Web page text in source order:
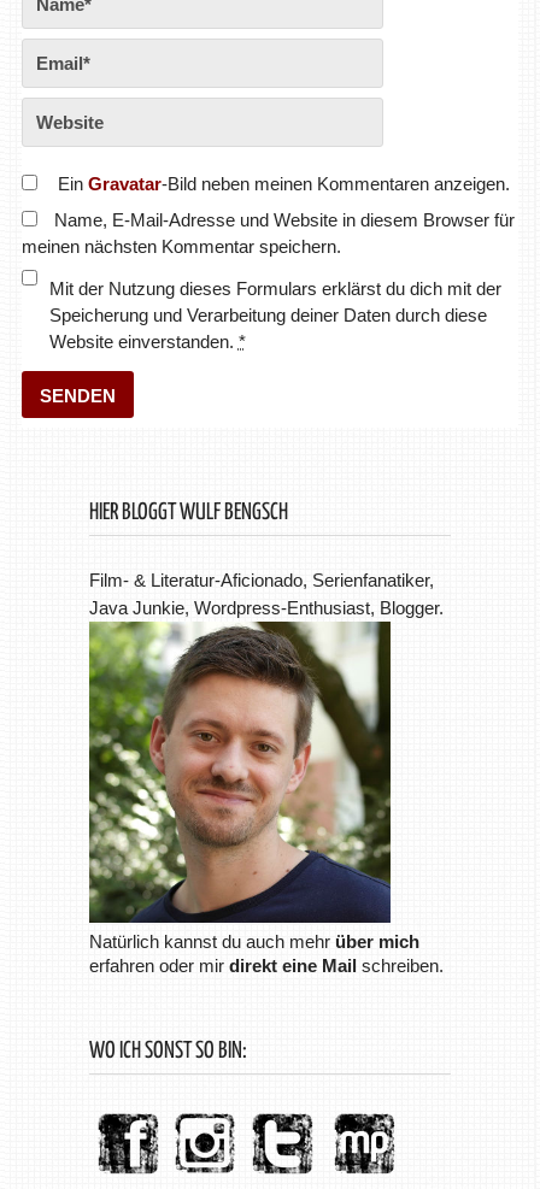
Ein Gravatar-Bild neben meinen Kommentaren anzeigen.
Name, E-Mail-Adresse und Website in diesem Browser für
meinen nächsten Kommentar speichern.
Mit der Nutzung dieses Formulars erklärst du dich mit der
Speicherung und Verarbeitung deiner Daten durch diese
Website einverstanden. *
HIER BLOGGT WULF BENGSCH
Film- & Literatur-Aficionado, Serienfanatiker,
Java Junkie, Wordpress-Enthusiast, Blogger.
Natürlich kannst du auch mehr über mich
erfahren oder mir direkt eine Mailschreiben.
WO ICH SONST SO BIN: